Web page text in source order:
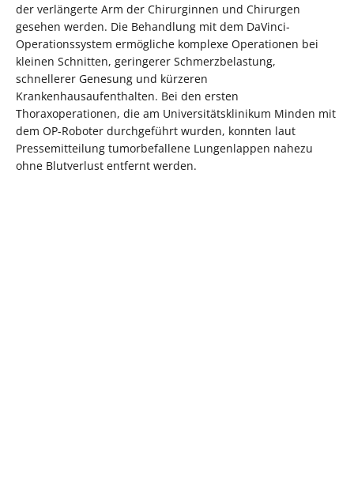
der verlängerte Arm der Chirurginnen und Chirurgen
gesehen werden. Die Behandlung mit dem DaVinci-
Operationssystem ermögliche komplexe Operationen bei
kleinen Schnitten, geringerer Schmerzbelastung,
schnellerer Genesung und kürzeren
Krankenhausaufenthalten. Bei den ersten
Thoraxoperationen, die am Universitätsklinikum Minden mit
dem OP-Roboter durchgeführt wurden, konnten laut
Pressemitteilung tumorbefallene Lungenlappen nahezu
ohne Blutverlust entfernt werden.